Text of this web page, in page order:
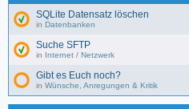
SQLite Datensatz löschen
in Datenbanken
Suche SFTP
in Internet / Netzwerk
Gibt es Euch noch?
in Wünsche, Anregungen & Kritik